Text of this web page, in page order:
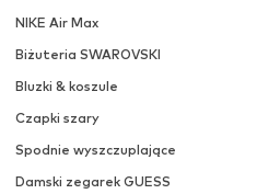
NIKE Air Max
Biżuteria SWAROVSKI
Bluzki & koszule
Czapki szary
Spodnie wyszczuplające
Damski zegarek GUESS